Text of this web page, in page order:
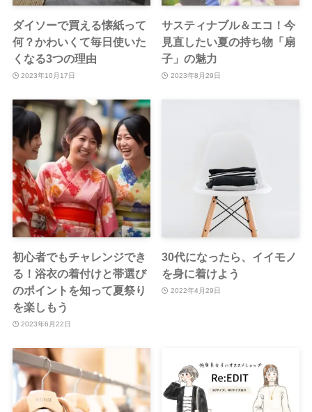
ダイソーで買える懐紙って
何？かわいくて毎日使いた
くなる3つの理由
2023年10月17日
サスティナブル＆エコ！今
見直したい夏の持ち物「扇
子」の魅力
2023年8月29日
初心者でもチャレンジでき
る！浴衣の着付けと帯選び
のポイントを知って夏祭り
を楽しもう
2023年6月22日
30代になったら、イイモノ
を身に着けよう
2022年4月29日